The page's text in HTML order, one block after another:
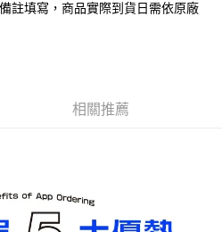
註填寫，商品實際到貨日需依原廠
相關推薦